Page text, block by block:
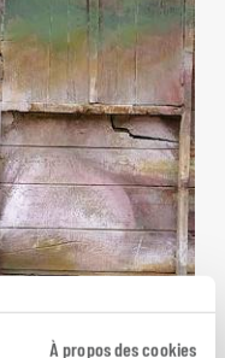
À propos des cookies